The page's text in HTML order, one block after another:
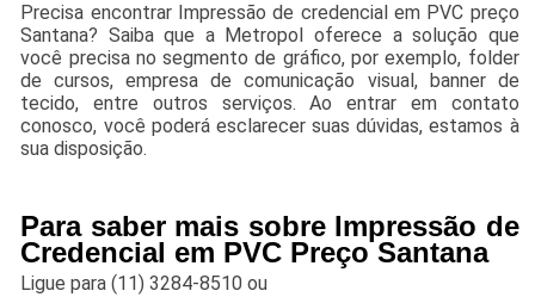
Precisa encontrar Impressão de credencial em PVC preço
Santana? Saiba que a Metropol oferece a solução que
você precisa no segmento de gráfico, por exemplo, folder
de cursos, empresa de comunicação visual, banner de
tecido, entre outros serviços. Ao entrar em contato
conosco, você poderá esclarecer suas dúvidas, estamos à
sua disposição.
Para saber mais sobre Impressão de
Credencial em PVC Preço Santana
Ligue para(11) 3284-8510 ou